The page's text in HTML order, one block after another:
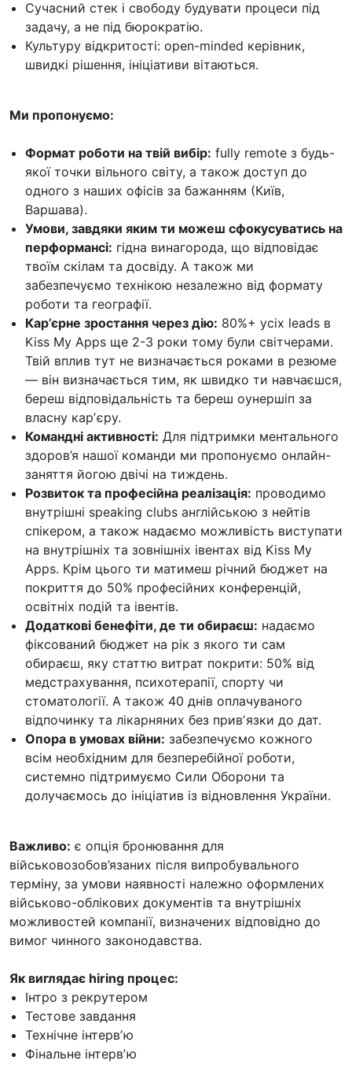
Сучасний стек і свободу будувати процеси під
задачу, а не під бюрократію.
Культуру відкритості: open-minded керівник,
швидкі рішення, ініціативи вітаються.
Ми пропонуємо:
Формат роботи на твій вибір: fully remote з будь-
якої точки вільного світу, а також доступ до
одного з наших офісів за бажанням (Київ,
Варшава).
Умови, завдяки яким ти можеш сфокусуватись на
перформансі: гідна винагорода, що відповідає
твоїм скілам та досвіду. А також ми
забезпечуємо технікою незалежно від формату
роботи та географії.
Кар’єрне зростання через дію: 80%+ усіх leads в
Kiss My Apps ще 2-3 роки тому були світчерами.
Твій вплив тут не визначається роками в резюме
— він визначається тим, як швидко ти навчаєшся,
береш відповідальність та береш оунершіп за
власну карʼєру.
Командні активності: Для підтримки ментального
здоров’я нашої команди ми пропонуємо онлайн-
заняття йогою двічі на тиждень.
Розвиток та професійна реалізація: проводимо
внутрішні speaking clubs англійською з нейтів
спікером, а також надаємо можливість виступати
на внутрішніх та зовнішніх івентах від Kiss My
Apps. Крім цього ти матимеш річний бюджет на
покриття до 50% професійних конференцій,
освітніх подій та івентів.
Додаткові бенефіти, де ти обираєш: надаємо
фіксований бюджет на рік з якого ти сам
обираєш, яку статтю витрат покрити: 50% від
медстрахування, психотерапії, спорту чи
стоматології. А також 40 днів оплачуваного
відпочинку та лікарняних без привʼязки до дат.
Опора в умовах війни: забезпечуємо кожного
всім необхідним для безперебійної роботи,
системно підтримуємо Сили Оборони та
долучаємось до ініціатив із відновлення України.
Важливо: є опція бронювання для
військовозобов’язаних після випробувального
терміну, за умови наявності належно оформлених
військово-облікових документів та внутрішніх
можливостей компанії, визначених відповідно до
вимог чинного законодавства.
Як виглядає hiring процес:
Інтро з рекрутером
Тестове завдання
Технічне інтервʼю
Фінальне інтервʼю